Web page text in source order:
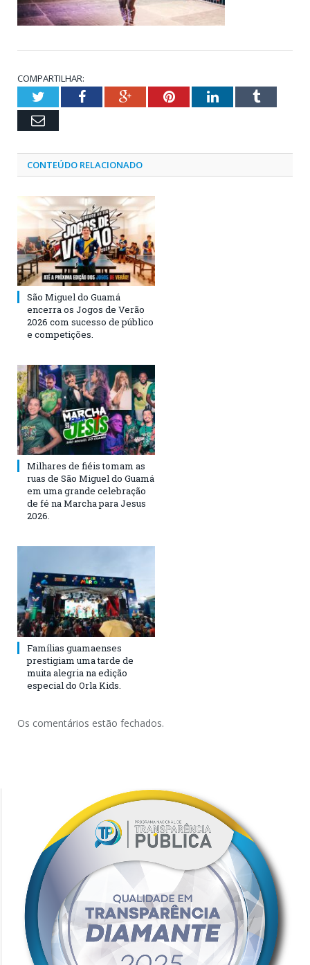
COMPARTILHAR:
TwitterFacebookGoogle+PinterestLinkedInTumblr
Email
CONTEÚDO RELACIONADO
São Miguel do Guamá
encerra os Jogos de Verão
2026 com sucesso de público
e competições.
Milhares de fiéis tomam as
ruas de São Miguel do Guamá
em uma grande celebração
de fé na Marcha para Jesus
2026.
Famílias guamaenses
prestigiam uma tarde de
muita alegria na edição
especial do Orla Kids.
Os comentários estão fechados.